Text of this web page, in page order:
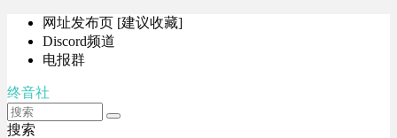
网址发布页 [建议收藏]
Discord频道
电报群
终音社
搜索